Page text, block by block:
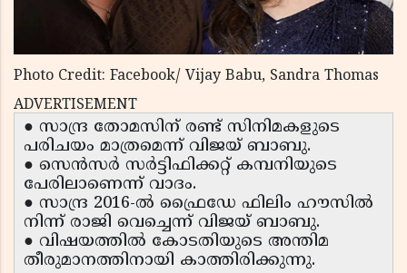
Photo Credit: Facebook/ Vijay Babu, Sandra Thomas
ADVERTISEMENT
● സാന്ദ്ര തോമസിന് രണ്ട് സിനിമകളുടെ
പരിചയം മാത്രമെന്ന് വിജയ് ബാബു.
● സെൻസർ സർട്ടിഫിക്കറ്റ് കമ്പനിയുടെ
പേരിലാണെന്ന് വാദം.
● സാന്ദ്ര 2016-ൽ ഫ്രൈഡേ ഫിലിം ഹൗസിൽ
നിന്ന് രാജി വെച്ചെന്ന് വിജയ് ബാബു.
● വിഷയത്തിൽ കോടതിയുടെ അന്തിമ
തീരുമാനത്തിനായി കാത്തിരിക്കുന്നു.